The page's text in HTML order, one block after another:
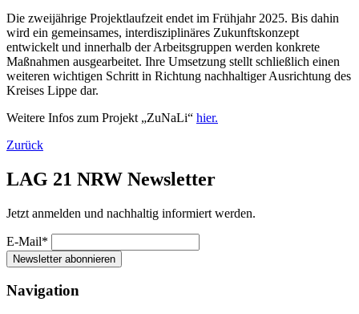
Die zweijährige Projektlaufzeit endet im Frühjahr 2025. Bis dahin
wird ein gemeinsames, interdisziplinäres Zukunftskonzept
entwickelt und innerhalb der Arbeitsgruppen werden konkrete
Maßnahmen ausgearbeitet. Ihre Umsetzung stellt schließlich einen
weiteren wichtigen Schritt in Richtung nachhaltiger Ausrichtung des
Kreises Lippe dar.
Weitere Infos zum Projekt „ZuNaLi“ hier.
Zurück
LAG 21 NRW Newsletter
Jetzt anmelden und nachhaltig informiert werden.
E-Mail*
Newsletter abonnieren
Navigation